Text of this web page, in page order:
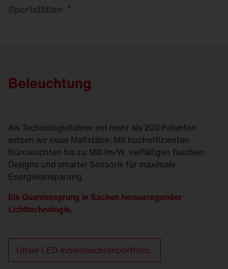
Sportstätten
Beleuchtung
Als Technologieführer mit mehr als 200 Patenten
setzen wir neue Maßstäbe: Mit hocheffizienten
Büroleuchten bis zu 180 lm/W, vielfältigen flexiblen
Designs und smarter Sensorik für maximale
Energieeinsparung.
Ein Quantensprung in Sachen herausragender
Lichttechnologie.
Unser LED-Innenleuchtenportfolio.